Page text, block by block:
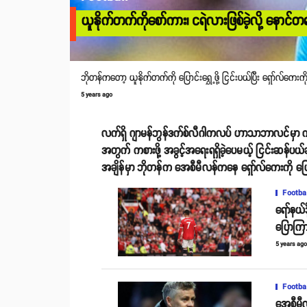
ယူနိုက်တက်ကိုစော်ကား၊ ငရဲလားဖြစ်ခဲ့လို့ နော
ဘိုတန်ကတော့ ယူနိုက်တက်ကို ပြောင်းရွှေ့ဖို့ ငြင်းပယ်ပြီး ရှော်လ်ကေးကို
5 years ago
လက်ရှိ ဂျာမန်ဘွန်ဒက်စ်လီဂါကလပ် ဟာသာဘာလင်
အတွက် ကစားဖို့ အခွင့်အရေးရရှိခဲ့ပေမယ့် ငြင်းဆန်ပယ်ခ
အချိန်မှာ ဘိုတန်က အေစီမီလန်ကနေ ရှော်လ်ကေးကို ပြေ
ရော်န
ပြောကြ
5 years ago